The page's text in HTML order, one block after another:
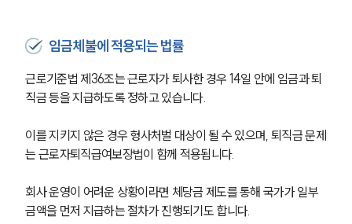
임금체불에 적용되는 법률
근로기준법 제36조는 근로자가 퇴사한 경우 14일 안에 임금과 퇴
직금 등을 지급하도록 정하고 있습니다.
이를 지키지 않은 경우 형사처벌 대상이 될 수 있으며, 퇴직금 문제
는 근로자퇴직급여보장법이 함께 적용됩니다.
회사 운영이 어려운 상황이라면 체당금 제도를 통해 국가가 일부
금액을 먼저 지급하는 절차가 진행되기도 합니다.